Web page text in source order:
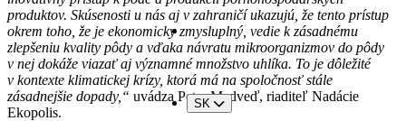
SK
produktov. Skúsenosti u nás aj v zahraničí ukazujú, že tento prístup
okrem toho, že je ekonomicky zmysluplný, vedie k zásadnému
zlepšeniu kvality pôdy a vďaka návratu mikroorganizmov do pôdy
v nej dokáže viazať aj významné množstvo uhlíka. To je dôležité
v kontexte klimatickej krízy, ktorá má na spoločnosť stále
zásadnejšie dopady,“ uvádza Peter Medveď, riaditeľ Nadácie
Ekopolis.